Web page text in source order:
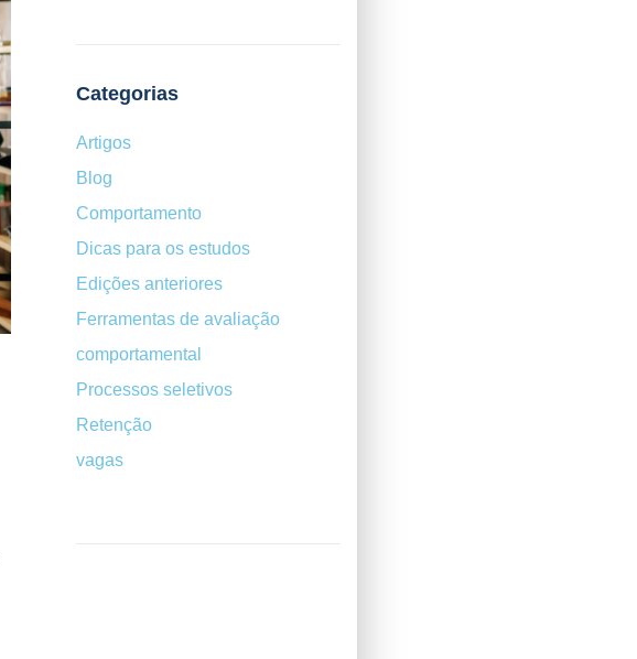
Categorias
Artigos
Blog
Comportamento
Dicas para os estudos
Edições anteriores
Ferramentas de avaliação
comportamental
Processos seletivos
Retenção
vagas